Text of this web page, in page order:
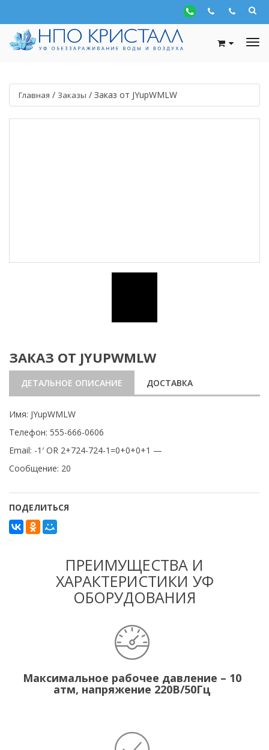
Главная / Заказы / Заказ от JYupWMLW
ЗАКАЗ ОТ JYUPWMLW
ДЕТАЛЬНОЕ ОПИСАНИЕ ДОСТАВКА
Имя: JYupWMLW
Телефон: 555-666-0606
Email: -1′ OR 2+724-724-1=0+0+0+1 —
Сообщение: 20
ПОДЕЛИТЬСЯ
ПРЕИМУЩЕСТВА И
ХАРАКТЕРИСТИКИ УФ
ОБОРУДОВАНИЯ
Максимальное рабочее давление – 10
атм, напряжение 220В/50Гц